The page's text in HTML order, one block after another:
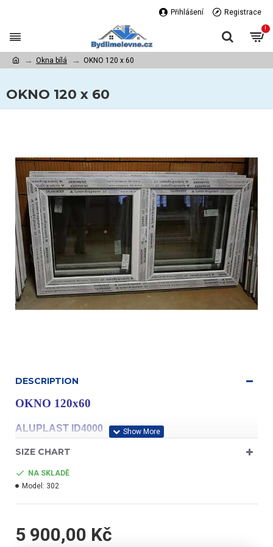
Přihlášení Registrace
!
Okna bílá OKNO 120 x 60
OKNO 120 x 60
DESCRIPTION
OKNO 120x60
ALUPLAST ID4000
SIZE CHART
NA SKLADĚ
Model: 302
5 900,00 Kč